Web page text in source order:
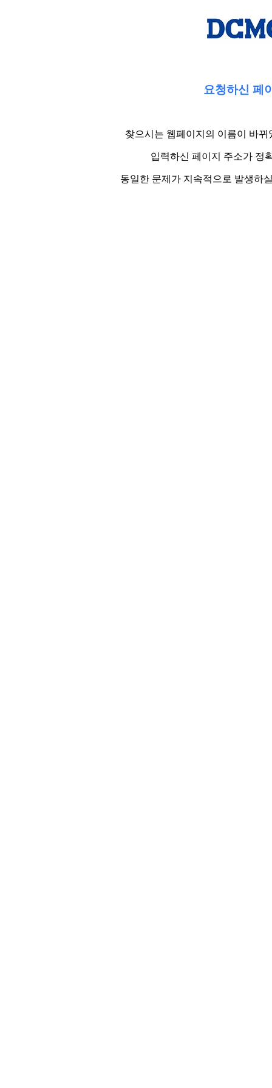
요청하신 페
찾으시는 웹페이지의 이름이 바
입력하신 페이지 주소가 정
동일한 문제가 지속적으로 발생하